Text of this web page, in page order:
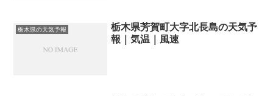
栃木県の天気予報
栃木県芳賀町大字北長島の天気予
報｜気温｜風速